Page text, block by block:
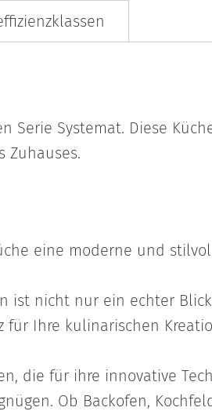
Serie Systemat. Diese
Zuhauses.
eine moderne und
ist nicht nur ein echter
Ihre kulinarischen
die für ihre innovative
Ob Backofen,